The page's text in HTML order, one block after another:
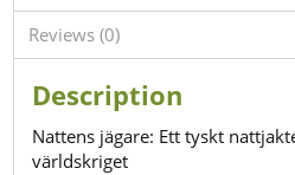
Reviews (0)
Description
Nattens jägare: Ett tyskt
världskriget